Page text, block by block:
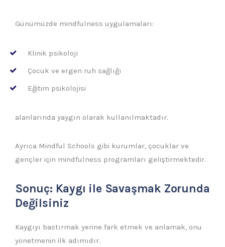
Günümüzde mindfulness uygulamaları:
Klinik psikoloji
Çocuk ve ergen ruh sağlığı
Eğitim psikolojisi
alanlarında yaygın olarak kullanılmaktadır.
Ayrıca Mindful Schools gibi kurumlar, çocuklar ve
gençler için mindfulness programları geliştirmektedir.
Sonuç: Kaygı ile Savaşmak Zorunda
Değilsiniz
Kaygıyı bastırmak yerine fark etmek ve anlamak, onu
yönetmenin ilk adımıdır.